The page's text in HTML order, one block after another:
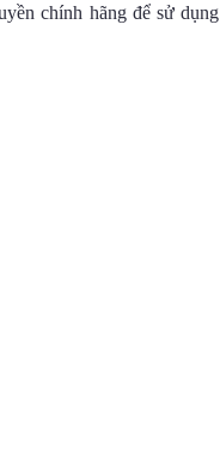
chính hãng để sử dụng